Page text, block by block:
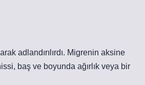
adlandırılırdı. Migrenin aksine
baş ve boyunda ağırlık veya bir